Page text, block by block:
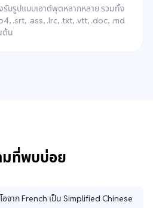
รับรูปแบบเอาต์พุตหลากหลาย รวมทั้ง
.srt, .ass, .lrc, .txt, .vtt, .doc, .md
ต้น
มที่พบบ่อย
อจาก French เป็น Simplified Chinese